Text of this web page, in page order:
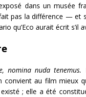
dans un musée
pas la différence — et
qu’Eco aurait écrit
nomina nuda tenemus.
convient au film mieux
existé ; elle a été